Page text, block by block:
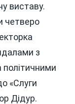
виставу.
четверо
з
«Слуги
Дідур.